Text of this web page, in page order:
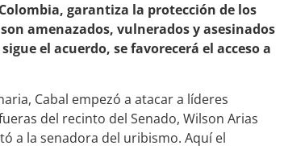
garantiza la protección de los
amenazados, vulnerados y asesinados
el acuerdo, se favorecerá el acceso a
Cabal empezó a atacar a líderes
del recinto del Senado, Wilson Arias
a la senadora del uribismo. Aquí el